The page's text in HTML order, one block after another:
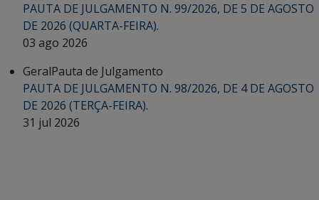
PAUTA DE JULGAMENTO N. 99/2026, DE 5 DE AGOSTO
DE 2026 (QUARTA-FEIRA).
03 ago 2026
GeralPauta de Julgamento
PAUTA DE JULGAMENTO N. 98/2026, DE 4 DE AGOSTO
DE 2026 (TERÇA-FEIRA).
31 jul 2026